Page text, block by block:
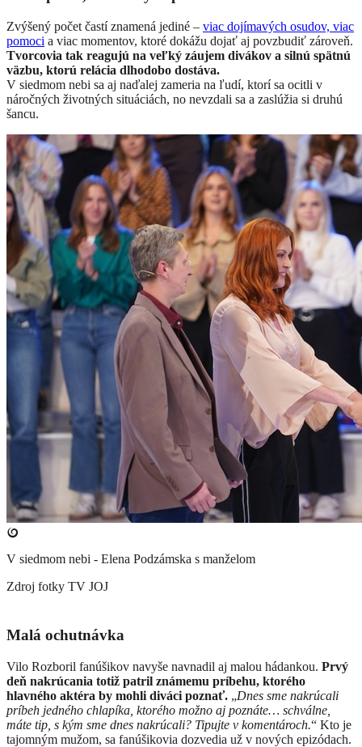
Zvýšený počet častí znamená jediné – viac dojímavých osudov, viac
pomoci a viac momentov, ktoré dokážu dojať aj povzbudiť zároveň.
Tvorcovia tak reagujú na veľký záujem divákov a silnú spätnú
väzbu, ktorú relácia dlhodobo dostáva.
V siedmom nebi sa aj naďalej zameria na ľudí, ktorí sa ocitli v
náročných životných situáciách, no nevzdali sa a zaslúžia si druhú
šancu.
V siedmom nebi - Elena Podzámska s manželom
Zdroj fotky TV JOJ
Malá ochutnávka
Vilo Rozboril fanúšikov navyše navnadil aj malou hádankou. Prvý
deň nakrúcania totiž patril známemu príbehu, ktorého
hlavného aktéra by mohli diváci poznať. „Dnes sme nakrúcali
príbeh jedného chlapíka, ktorého možno aj poznáte… schválne,
máte tip, s kým sme dnes nakrúcali? Tipujte v komentároch.“ Kto je
tajomným mužom, sa fanúšikovia dozvedia už v nových epizódach.